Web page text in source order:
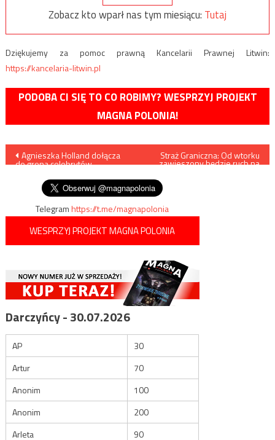
Zobacz kto wparł nas tym miesiącu: Tutaj
Dziękujemy za pomoc prawną Kancelarii Prawnej Litwin:
https://kancelaria-litwin.pl
PODOBA CI SIĘ TO CO ROBIMY? WESPRZYJ PROJEKT
MAGNA POLONIA!
Nawigacja
wpisu
Agnieszka Holland dołącza
do grona celebrytów
Straż Graniczna: Od wtorku
zawieszony będzie ruch na
Telegramhttps://t.me/magnapolonia
WESPRZYJ PROJEKT MAGNA POLONIA
Darczyńcy - 30.07.2026
AP
30
Artur
70
Anonim
100
Anonim
200
Arleta
90